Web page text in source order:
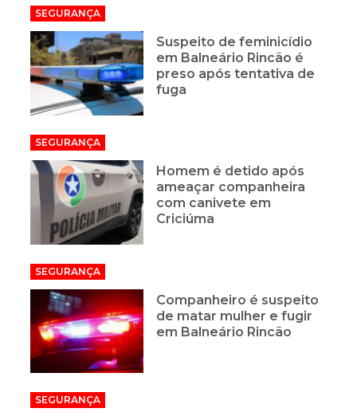
SEGURANÇA
Suspeito de feminicídio
em Balneário Rincão é
preso após tentativa de
fuga
SEGURANÇA
Homem é detido após
ameaçar companheira
com canivete em
Criciúma
SEGURANÇA
Companheiro é suspeito
de matar mulher e fugir
em Balneário Rincão
SEGURANÇA